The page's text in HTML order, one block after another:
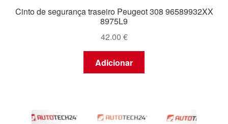
Cinto de segurança traseiro Peugeot 308 96589932XX
8975L9
42.00 €
Adicionar